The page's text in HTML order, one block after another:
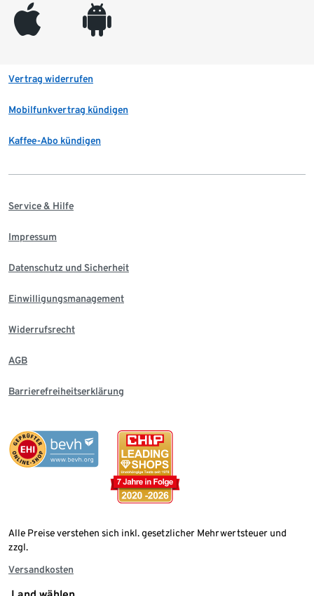
appleinc android
Vertrag widerrufen
Mobilfunkvertrag kündigen
Kaffee-Abo kündigen
Service & Hilfe
Impressum
Datenschutz und Sicherheit
Einwilligungsmanagement
Widerrufsrecht
AGB
Barrierefreiheitserklärung
Alle Preise verstehen sich inkl. gesetzlicher Mehrwertsteuer und
zzgl.
Versandkosten